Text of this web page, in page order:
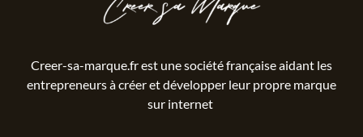
Creer-sa-marque.fr est une société française aidant les
entrepreneurs à créer et développer leur propre marque
sur internet